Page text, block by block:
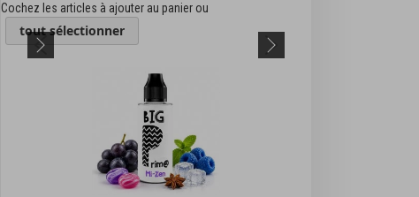
Cochez les articles à ajouter au panier ou
tout sélectionner